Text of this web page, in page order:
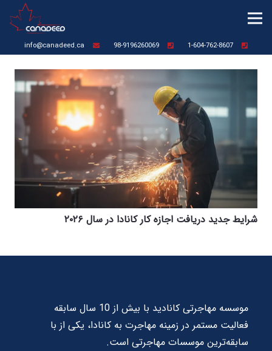
1-604-762-8607
98-9196260069
info@canadeed.ca
شرایط جدید دریافت اجازه کار کانادا در سال ۲۰۲۶
موسسه مهاجرتی کانادید با بیش از 10 سال سابقه
فعالیت مستمر در زمینه مهاجرت به کانادا، یکی از با
سابقه‌ترین موسسات مهاجرتی است.